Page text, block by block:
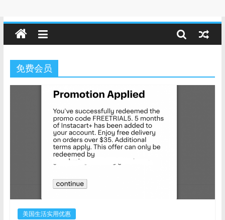
免费会员
美国生活实用优惠